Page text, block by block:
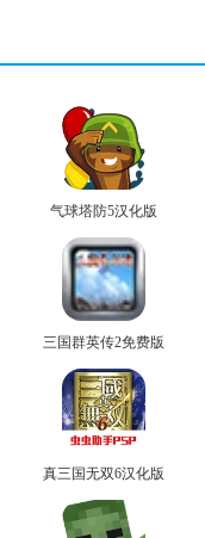
气球塔防5汉化版
三国群英传2免费版
真三国无双6汉化版